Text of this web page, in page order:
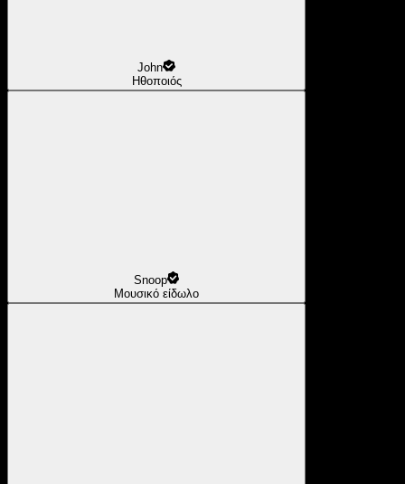
John
Ηθοποιός
Snoop
Μουσικό είδωλο